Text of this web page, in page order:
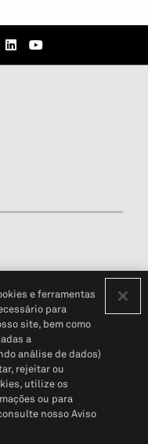
do cliente (em inglês)
© 2026 S&P Global
e ferramentas
para
site, bem como
a
análise de dados)
rejeitar ou
utilize os
ou para
nosso Aviso